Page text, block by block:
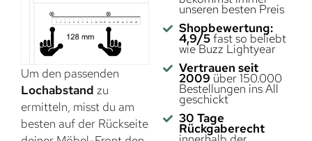
Um den passenden
Lochabstand zu
ermitteln, misst du am
besten auf der Rückseite
unseren besten Preis
Shopbewertung:
4,9/5fast so beliebt
wie Buzz Lightyear
Vertrauen seit
2009 über 150.000
Bestellungen ins All
geschickt
30 Tage
Rückgaberecht